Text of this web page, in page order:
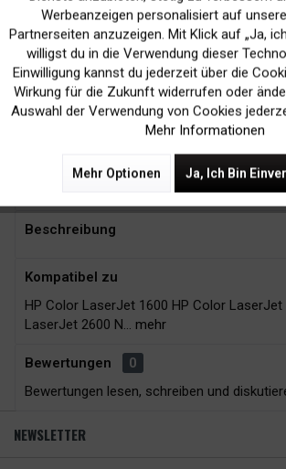
Kein Verlust der
Druckergarantie
Versand
Zubehör 8
Beschreibung
Kompatibel zu
HP Color LaserJet 1600 HP Color
LaserJet 2600 N... mehr
Bewertungen
0
Bewertungen lesen, schreiben und
NEWSLETTER
Marketing
Tracking
Werbeanzeigen personalisiert auf
Partnerseiten anzuzeigen. Mit Klick auf „Ja,
willigst du in die Verwendung dieser
Einwilligung kannst du jederzeit über die
Wirkung für die Zukunft widerrufen oder
Auswahl der Verwendung von Cookies
Mehr Informationen
Mehr Optionen Ja, Ich Bin